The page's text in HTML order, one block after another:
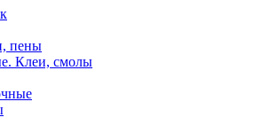
пены
Клеи, смолы